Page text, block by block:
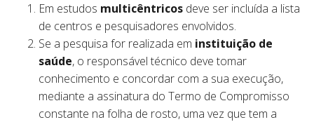
Em estudos multicêntricos deve ser incluída a lista
de centros e pesquisadores envolvidos.
Se a pesquisa for realizada em instituição de
saúde, o responsável técnico deve tomar
conhecimento e concordar com a sua execução,
mediante a assinatura do Termo de Compromisso
constante na folha de rosto, uma vez que tem a